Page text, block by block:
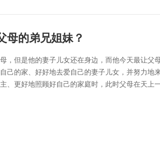
母的弟兄姐妹？
，但是他的妻子儿女还在身边，而他今天最让父
己的家、好好地去爱自己的妻子儿女，并努力地
、更好地照顾好自己的家庭时，此时父母在天上